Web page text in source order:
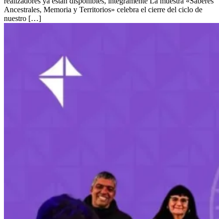
Ancestrales, Memoria y Territorios» celebra el cierre del ciclo de
nuestro […]